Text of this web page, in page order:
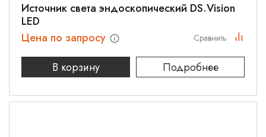
Источник света эндоскопический DS.Vision
LED
Цена по запросу
В корзину
Подробнее
Сравнить